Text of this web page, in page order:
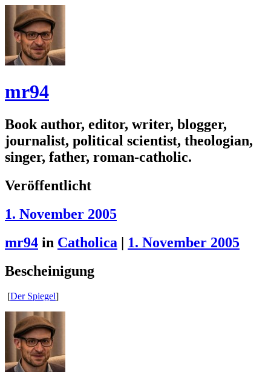
mr94
Book author, editor, writer, blogger,
journalist, political scientist, theologian,
singer, father, roman-catholic.
Veröffentlicht
1. November 2005
mr94 in Catholica | 1. November 2005
Bescheinigung
[Der Spiegel]